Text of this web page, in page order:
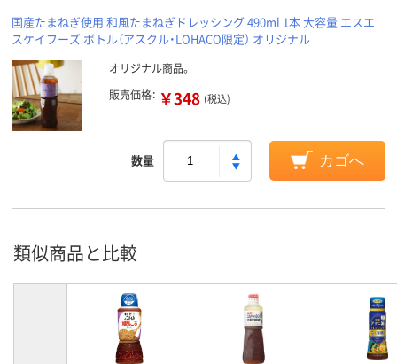
国産たまねぎ使用 和風たまねぎドレッシング 490ml 1本 大容量 エスエ
スケイフーズ ボトル（アスクル・LOHACO限定） オリジナル
オリジナル商品。
販売価格： ￥348 (税込)
数量 カゴへ
類似商品と比較